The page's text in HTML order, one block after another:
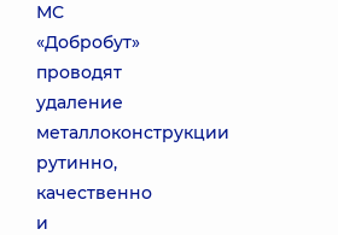
МС
«Добробут»
проводят
удаление
металлоконструкции
рутинно,
качественно
и